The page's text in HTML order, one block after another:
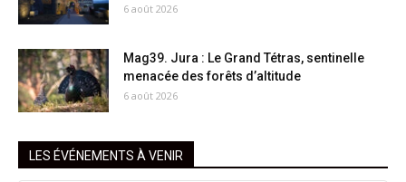
6 août 2026
Mag39. Jura : Le Grand Tétras, sentinelle
menacée des forêts d’altitude
6 août 2026
LES ÉVÉNEMENTS À VENIR